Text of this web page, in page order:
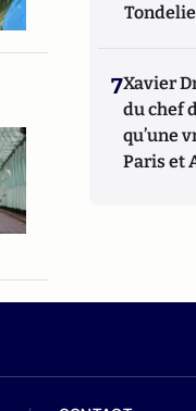
7Xavier
du chef
qu’une
Paris et